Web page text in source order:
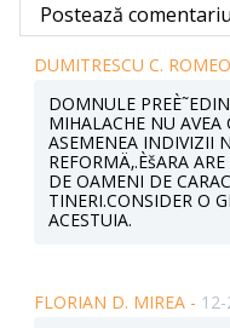
Postează comentariu
DUMITRESCU C.
DOMNULE
MIHALACHE NU AVEA
ASEMENEA INDIVIZII
REFORMÄ‚.ÈšARA
DE OAMENI DE
TINERI.CONSIDER O
ACESTUIA.
FLORIAN D. MIREA -